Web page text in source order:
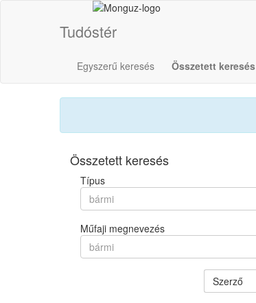
Tudóstér
Egyszerű keresés Összetett keresés
Összetett keresés
Típus
bármi
Műfaji megnevezés
bármi
Szerző